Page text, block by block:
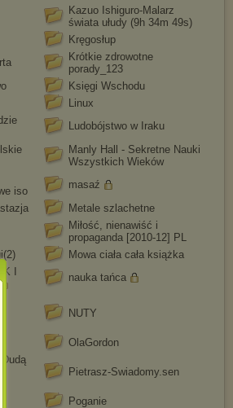
Kazuo Ishiguro-Malarz
świata ułudy (9h 34m 49s)
Kręgosłup
Krótkie zdrowotne
porady_123
Księgi Wschodu
Linux
Ludobójstwo w Iraku
Manly Hall - Sekretne Nauki
Wszystkich Wieków
iso
masaź
Metale szlachetne
Miłość, nienawiść i
propaganda [2010-12] PL
Mowa ciała cała książka
I
nauka tańca
NUTY
OlaGordon
Pietrasz-Swiadomy.sen
Poganie